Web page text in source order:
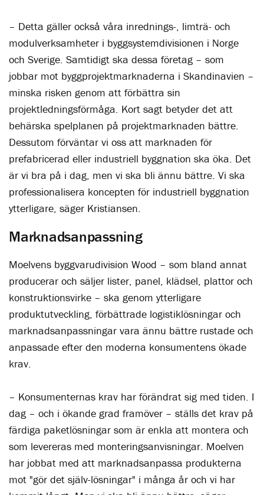
– Detta gäller också våra inrednings-, limträ- och
modulverksamheter i byggsystemdivisionen i Norge
och Sverige. Samtidigt ska dessa företag – som
jobbar mot byggprojektmarknaderna i Skandinavien –
minska risken genom att förbättra sin
projektledningsförmåga. Kort sagt betyder det att
behärska spelplanen på projektmarknaden bättre.
Dessutom förväntar vi oss att marknaden för
prefabricerad eller industriell byggnation ska öka. Det
är vi bra på i dag, men vi ska bli ännu bättre. Vi ska
professionalisera koncepten för industriell byggnation
ytterligare, säger Kristiansen.
Marknadsanpassning
Moelvens byggvarudivision Wood – som bland annat
producerar och säljer lister, panel, klädsel, plattor och
konstruktionsvirke – ska genom ytterligare
produktutveckling, förbättrade logistiklösningar och
marknadsanpassningar vara ännu bättre rustade och
anpassade efter den moderna konsumentens ökade
krav.
– Konsumenternas krav har förändrat sig med tiden. I
dag – och i ökande grad framöver – ställs det krav på
färdiga paketlösningar som är enkla att montera och
som levereras med monteringsanvisningar. Moelven
har jobbat med att marknadsanpassa produkterna
mot "gör det själv-lösningar" i många år och vi har